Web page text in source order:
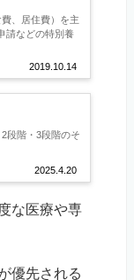
2019.10.14
、居住費）を主
請などの特別養
2025.4.20
段階・3段階のそ
な医療や専
優先される